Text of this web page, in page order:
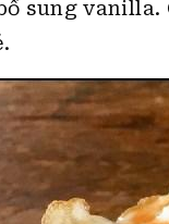
sung